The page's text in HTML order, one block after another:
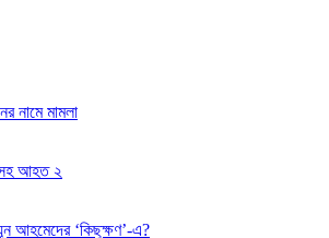
নামে মামলা
আহত ২
আহমেদের ‘কিছুক্ষণ’-এ?